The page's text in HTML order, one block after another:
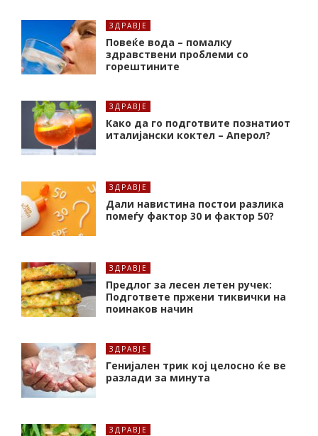
ЗДРАВЈЕ
Повеќе вода – помалку
здравствени проблеми со
горештините
ЗДРАВЈЕ
Како да го подготвите познатиот
италијански коктел – Аперол?
ЗДРАВЈЕ
Дали навистина постои разлика
помеѓу фактор 30 и фактор 50?
ЗДРАВЈЕ
Предлог за лесен летен ручек:
Подгответе пржени тиквички на
поинаков начин
ЗДРАВЈЕ
Генијален трик кој целосно ќе ве
разлади за минута
ЗДРАВЈЕ